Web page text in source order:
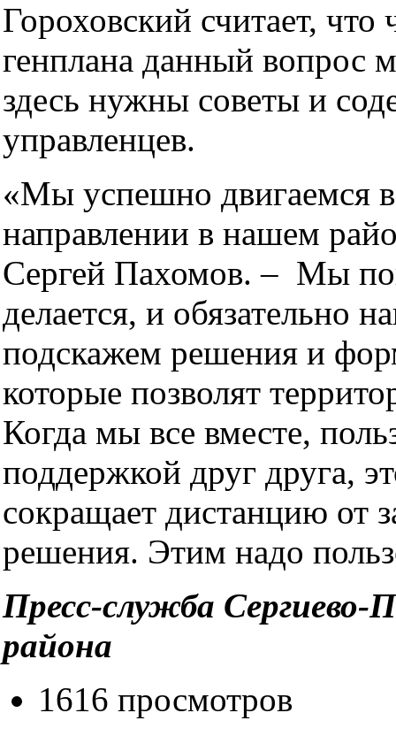
Гороховский считает, что
генплана данный вопрос
здесь нужны советы и
управленцев.
«Мы успешно двигаемся
направлении в нашем
Сергей Пахомов. – Мы
делается, и обязательно
подскажем решения и
которые позволят
Когда мы все вместе,
поддержкой друг друга,
сокращает дистанцию от
решения. Этим надо
Пресс-служба Сергиево-
района
1616 просмотров